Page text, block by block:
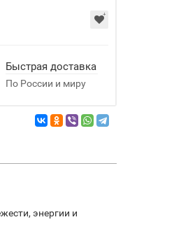
Быстрая доставка
По России и миру
энергии и